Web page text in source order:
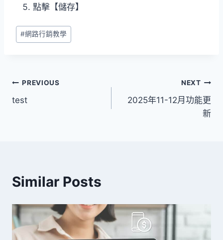
點擊【儲存】
Post
Tags:
#網路行銷教學
文
章
PREVIOUS
test
NEXT
2025年11-12月功能更
新
Similar Posts